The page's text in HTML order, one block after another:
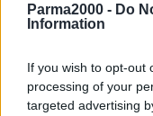
Parma2000 - Do
Information
If you wish to opt-out
processing of your
targeted advertising
risulta che i valori
PM10) sono rientrati nei
domestici – che per
quando i dati superano